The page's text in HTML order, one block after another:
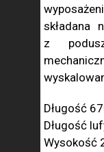
składana
z
Długość
Długość
Wysokość